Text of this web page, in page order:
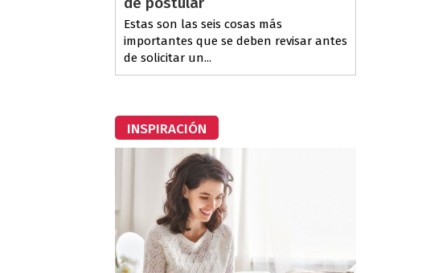
Estas son las seis cosas más
importantes que se deben revisar antes
de solicitar un...
INSPIRACIÓN